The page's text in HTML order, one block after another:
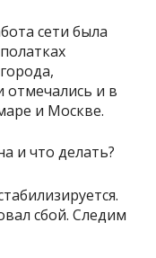
сети была
отмечались и в
и Москве.
сбой. Следим